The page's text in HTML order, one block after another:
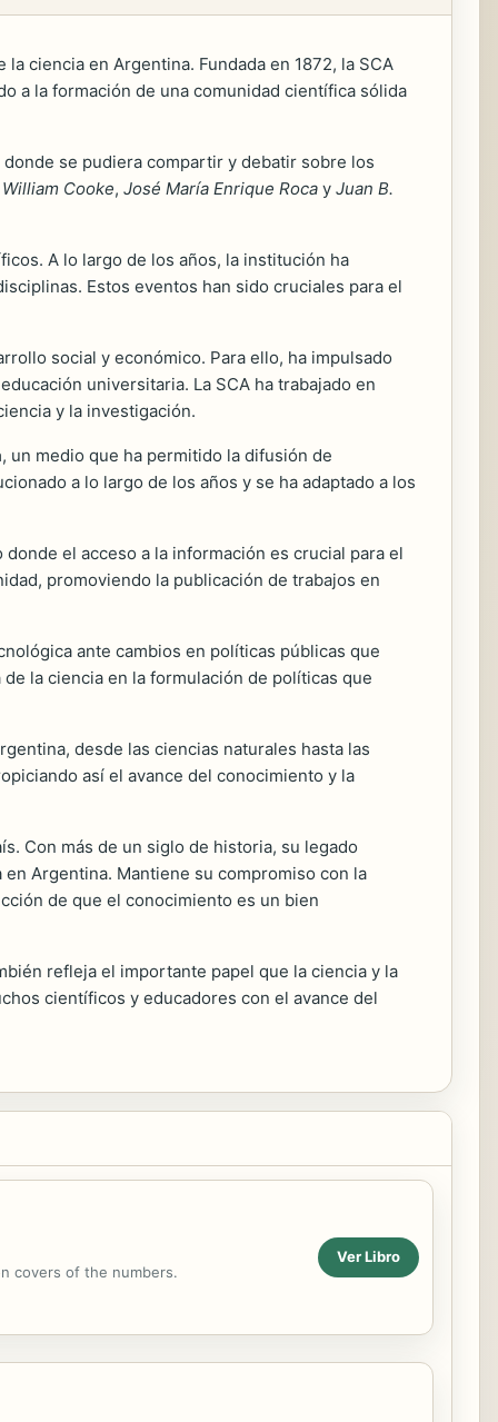
ciencia en Argentina. Fundada en 1872, la SCA
a la formación de una comunidad científica sólida
se pudiera compartir y debatir sobre los
Cooke, José María Enrique Roca y Juan B.
A lo largo de los años, la institución ha
Estos eventos han sido cruciales para el
social y económico. Para ello, ha impulsado
universitaria. La SCA ha trabajado en
y la investigación.
, un medio que ha permitido la difusión de
a lo largo de los años y se ha adaptado a los
el acceso a la información es crucial para el
promoviendo la publicación de trabajos en
ante cambios en políticas públicas que
la ciencia en la formulación de políticas que
desde las ciencias naturales hasta las
así el avance del conocimiento y la
Con más de un siglo de historia, su legado
Argentina. Mantiene su compromiso con la
de que el conocimiento es un bien
refleja el importante papel que la ciencia y la
científicos y educadores con el avance del
covers of the numbers.
Ver Libro